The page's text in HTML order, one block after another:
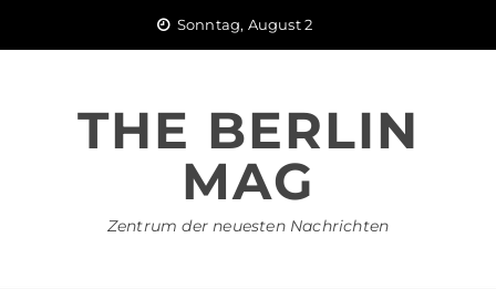
Sonntag, August 2
THE BERLIN
MAG
Zentrum der neuesten Nachrichten